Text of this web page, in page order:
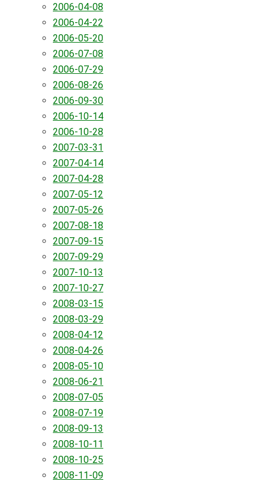
2006-04-08
2006-04-22
2006-05-20
2006-07-08
2006-07-29
2006-08-26
2006-09-30
2006-10-14
2006-10-28
2007-03-31
2007-04-14
2007-04-28
2007-05-12
2007-05-26
2007-08-18
2007-09-15
2007-09-29
2007-10-13
2007-10-27
2008-03-15
2008-03-29
2008-04-12
2008-04-26
2008-05-10
2008-06-21
2008-07-05
2008-07-19
2008-09-13
2008-10-11
2008-10-25
2008-11-09